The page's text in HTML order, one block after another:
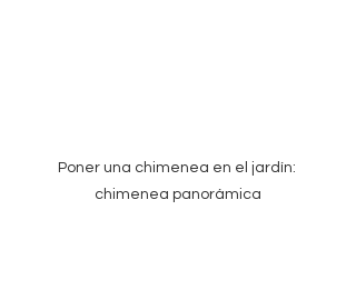
Poner una chimenea en el jardín:
chimenea panorámica